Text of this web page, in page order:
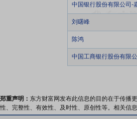
中国银行股份有限公司-
刘曙峰
陈鸿
中国工商银行股份有限
郑重声明： 东方财富网发布此信息的目的在于传播
性、完整性、有效性、及时性、原创性等。相关信